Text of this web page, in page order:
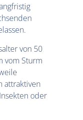
von 50
vom Sturm
attraktiven
oder